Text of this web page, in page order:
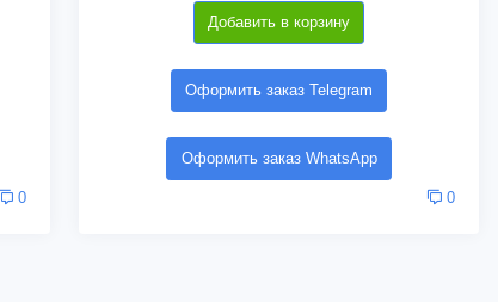
0
Добавить в корзину
Оформить заказ Telegram
Оформить заказ WhatsApp
0